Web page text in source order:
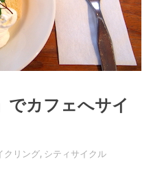
でカフェへサイ
クリング, シティサイクル